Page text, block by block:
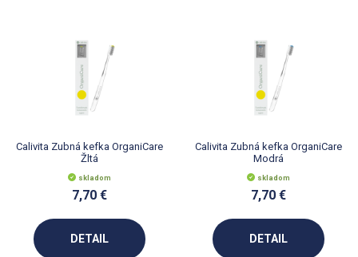
Calivita Zubná kefka OrganiCare
Žltá
skladom
7,70 €
DETAIL
Calivita Zubná kefka OrganiCare
Modrá
skladom
7,70 €
DETAIL